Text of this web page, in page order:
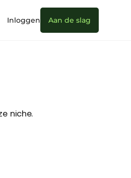
Inloggen Aan de slag
niche.